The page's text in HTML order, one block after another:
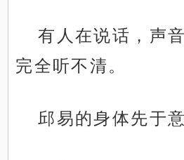
有人在说话，声
完全听不清。
邱易的身体先于